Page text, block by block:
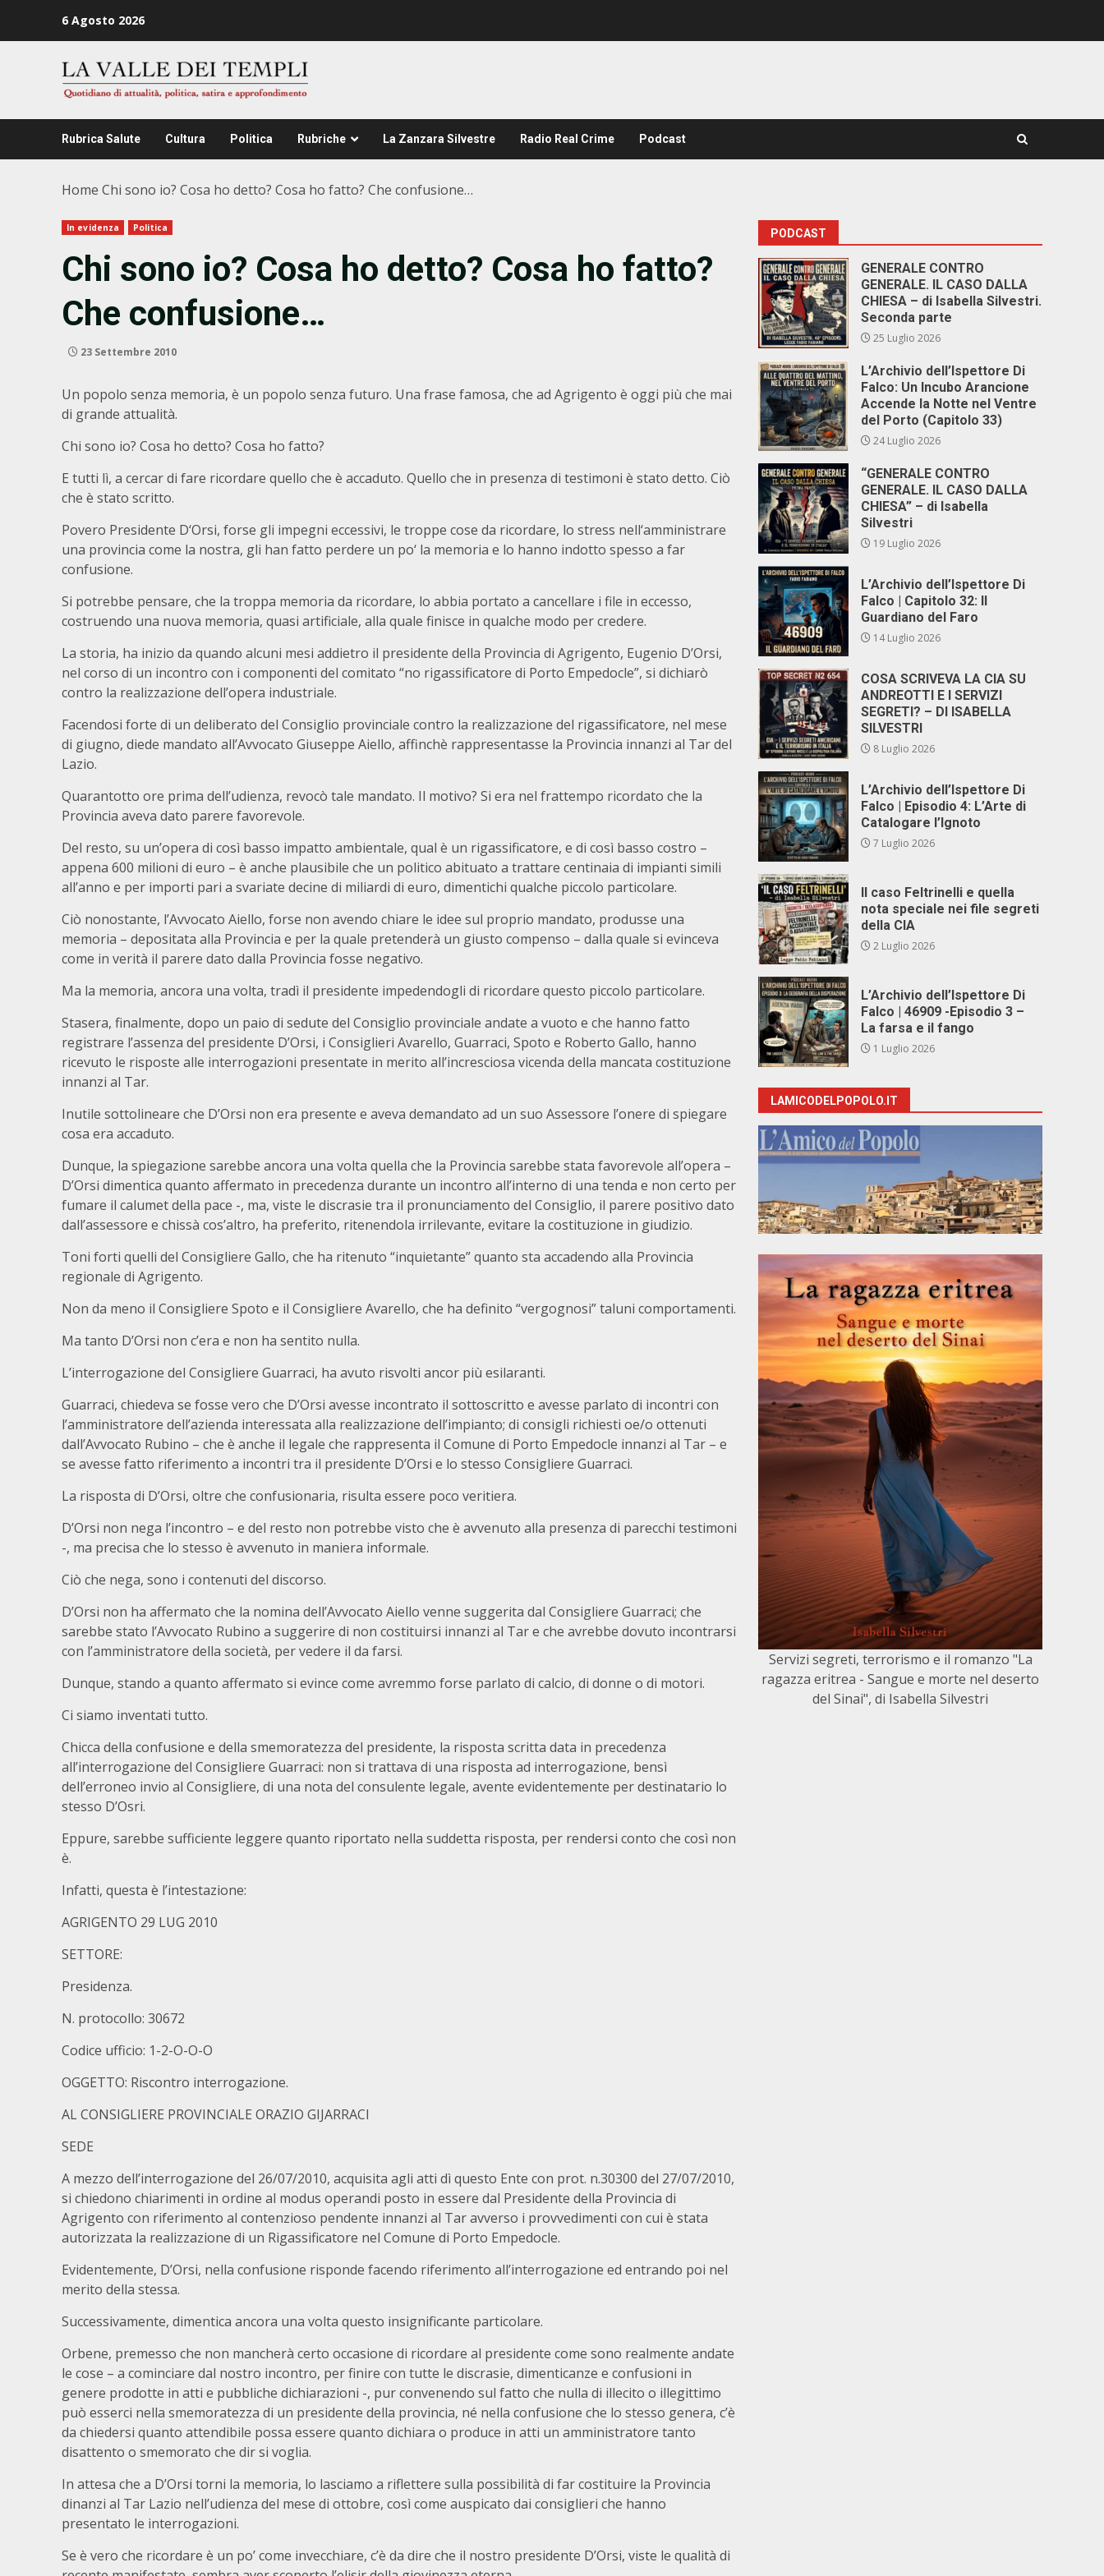
6 Agosto 2026
Rubrica Salute Cultura Politica Rubriche La Zanzara Silvestre Radio Real Crime Podcast
Home Chi sono io? Cosa ho detto? Cosa ho fatto? Che confusione…
In evidenza Politica
Chi sono io? Cosa ho detto? Cosa ho fatto?
Che confusione…
23 Settembre 2010
Un popolo senza memoria, è un popolo senza futuro. Una frase famosa, che ad Agrigento è oggi più che mai
di grande attualità.
Chi sono io? Cosa ho detto? Cosa ho fatto?
E tutti lì, a cercar di fare ricordare quello che è accaduto. Quello che in presenza di testimoni è stato detto. Ciò
che è stato scritto.
Povero Presidente D‘Orsi, forse gli impegni eccessivi, le troppe cose da ricordare, lo stress nell‘amministrare
una provincia come la nostra, gli han fatto perdere un po‘ la memoria e lo hanno indotto spesso a far
confusione.
Si potrebbe pensare, che la troppa memoria da ricordare, lo abbia portato a cancellare i file in eccesso,
costruendo una nuova memoria, quasi artificiale, alla quale finisce in qualche modo per credere.
La storia, ha inizio da quando alcuni mesi addietro il presidente della Provincia di Agrigento, Eugenio D’Orsi,
nel corso di un incontro con i componenti del comitato “no rigassificatore di Porto Empedocle”, si dichiarò
contro la realizzazione dell’opera industriale.
Facendosi forte di un deliberato del Consiglio provinciale contro la realizzazione del rigassificatore, nel mese
di giugno, diede mandato all’Avvocato Giuseppe Aiello, affinchè rappresentasse la Provincia innanzi al Tar del
Lazio.
Quarantotto ore prima dell’udienza, revocò tale mandato. Il motivo? Si era nel frattempo ricordato che la
Provincia aveva dato parere favorevole.
Del resto, su un’opera di così basso impatto ambientale, qual è un rigassificatore, e di così basso costro –
appena 600 milioni di euro – è anche plausibile che un politico abituato a trattare centinaia di impianti simili
all’anno e per importi pari a svariate decine di miliardi di euro, dimentichi qualche piccolo particolare.
Ciò nonostante, l’Avvocato Aiello, forse non avendo chiare le idee sul proprio mandato, produsse una
memoria – depositata alla Provincia e per la quale pretenderà un giusto compenso – dalla quale si evinceva
come in verità il parere dato dalla Provincia fosse negativo.
Ma la memoria, ancora una volta, tradì il presidente impedendogli di ricordare questo piccolo particolare.
Stasera, finalmente, dopo un paio di sedute del Consiglio provinciale andate a vuoto e che hanno fatto
registrare l’assenza del presidente D’Orsi, i Consiglieri Avarello, Guarraci, Spoto e Roberto Gallo, hanno
ricevuto le risposte alle interrogazioni presentate in merito all’incresciosa vicenda della mancata costituzione
innanzi al Tar.
Inutile sottolineare che D’Orsi non era presente e aveva demandato ad un suo Assessore l’onere di spiegare
cosa era accaduto.
Dunque, la spiegazione sarebbe ancora una volta quella che la Provincia sarebbe stata favorevole all’opera –
D’Orsi dimentica quanto affermato in precedenza durante un incontro all’interno di una tenda e non certo per
fumare il calumet della pace -, ma, viste le discrasie tra il pronunciamento del Consiglio, il parere positivo dato
dall’assessore e chissà cos’altro, ha preferito, ritenendola irrilevante, evitare la costituzione in giudizio.
Toni forti quelli del Consigliere Gallo, che ha ritenuto “inquietante” quanto sta accadendo alla Provincia
regionale di Agrigento.
Non da meno il Consigliere Spoto e il Consigliere Avarello, che ha definito “vergognosi” taluni comportamenti.
Ma tanto D’Orsi non c’era e non ha sentito nulla.
L’interrogazione del Consigliere Guarraci, ha avuto risvolti ancor più esilaranti.
Guarraci, chiedeva se fosse vero che D’Orsi avesse incontrato il sottoscritto e avesse parlato di incontri con
l’amministratore dell’azienda interessata alla realizzazione dell’impianto; di consigli richiesti oe/o ottenuti
dall’Avvocato Rubino – che è anche il legale che rappresenta il Comune di Porto Empedocle innanzi al Tar – e
se avesse fatto riferimento a incontri tra il presidente D’Orsi e lo stesso Consigliere Guarraci.
La risposta di D’Orsi, oltre che confusionaria, risulta essere poco veritiera.
D’Orsi non nega l’incontro – e del resto non potrebbe visto che è avvenuto alla presenza di parecchi testimoni
-, ma precisa che lo stesso è avvenuto in maniera informale.
Ciò che nega, sono i contenuti del discorso.
D’Orsi non ha affermato che la nomina dell’Avvocato Aiello venne suggerita dal Consigliere Guarraci; che
sarebbe stato l’Avvocato Rubino a suggerire di non costituirsi innanzi al Tar e che avrebbe dovuto incontrarsi
con l’amministratore della società, per vedere il da farsi.
Dunque, stando a quanto affermato si evince come avremmo forse parlato di calcio, di donne o di motori.
Ci siamo inventati tutto.
Chicca della confusione e della smemoratezza del presidente, la risposta scritta data in precedenza
all’interrogazione del Consigliere Guarraci: non si trattava di una risposta ad interrogazione, bensì
dell’erroneo invio al Consigliere, di una nota del consulente legale, avente evidentemente per destinatario lo
stesso D’Osri.
Eppure, sarebbe sufficiente leggere quanto riportato nella suddetta risposta, per rendersi conto che così non
è.
Infatti, questa è l’intestazione:
AGRIGENTO 29 LUG 2010
SETTORE:
Presidenza.
N. protocollo: 30672
Codice ufficio: 1-2-O-O-O
OGGETTO: Riscontro interrogazione.
AL CONSIGLIERE PROVINCIALE ORAZIO GIJARRACI
SEDE
A mezzo dell’interrogazione del 26/07/2010, acquisita agli atti dì questo Ente con prot. n.30300 del 27/07/2010,
si chiedono chiarimenti in ordine al modus operandi posto in essere dal Presidente della Provincia di
Agrigento con riferimento al contenzioso pendente innanzi al Tar avverso i provvedimenti con cui è stata
autorizzata la realizzazione di un Rigassificatore nel Comune di Porto Empedocle.
Evidentemente, D’Orsi, nella confusione risponde facendo riferimento all’interrogazione ed entrando poi nel
merito della stessa.
Successivamente, dimentica ancora una volta questo insignificante particolare.
Orbene, premesso che non mancherà certo occasione di ricordare al presidente come sono realmente andate
le cose – a cominciare dal nostro incontro, per finire con tutte le discrasie, dimenticanze e confusioni in
genere prodotte in atti e pubbliche dichiarazioni -, pur convenendo sul fatto che nulla di illecito o illegittimo
può esserci nella smemoratezza di un presidente della provincia, né nella confusione che lo stesso genera, c’è
da chiedersi quanto attendibile possa essere quanto dichiara o produce in atti un amministratore tanto
disattento o smemorato che dir si voglia.
In attesa che a D’Orsi torni la memoria, lo lasciamo a riflettere sulla possibilità di far costituire la Provincia
dinanzi al Tar Lazio nell’udienza del mese di ottobre, così come auspicato dai consiglieri che hanno
presentato le interrogazioni.
Se è vero che ricordare è un po’ come invecchiare, c’è da dire che il nostro presidente D’Orsi, viste le qualità di
PODCAST
GENERALE CONTRO
GENERALE. IL CASO DALLA
CHIESA – di Isabella Silvestri.
Seconda parte
25 Luglio 2026
L’Archivio dell’Ispettore Di
Falco: Un Incubo Arancione
Accende la Notte nel Ventre
del Porto (Capitolo 33)
24 Luglio 2026
“GENERALE CONTRO
GENERALE. IL CASO DALLA
CHIESA” – di Isabella
Silvestri
19 Luglio 2026
L’Archivio dell’Ispettore Di
Falco | Capitolo 32: Il
Guardiano del Faro
14 Luglio 2026
COSA SCRIVEVA LA CIA SU
ANDREOTTI E I SERVIZI
SEGRETI? – DI ISABELLA
SILVESTRI
8 Luglio 2026
L’Archivio dell’Ispettore Di
Falco | Episodio 4: L’Arte di
Catalogare l’Ignoto
7 Luglio 2026
Il caso Feltrinelli e quella
nota speciale nei file segreti
della CIA
2 Luglio 2026
L’Archivio dell’Ispettore Di
Falco | 46909 -Episodio 3 –
La farsa e il fango
1 Luglio 2026
LAMICODELPOPOLO.IT
Servizi segreti, terrorismo e il romanzo "La
ragazza eritrea - Sangue e morte nel deserto
del Sinai", di Isabella Silvestri